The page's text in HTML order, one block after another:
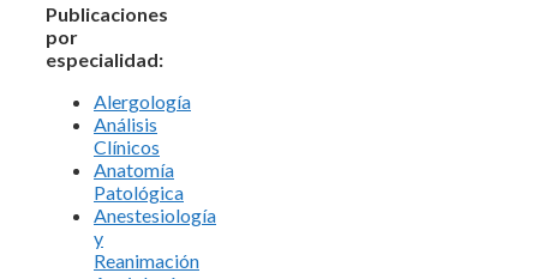
Publicaciones
por
especialidad:
Alergología
Análisis
Clínicos
Anatomía
Patológica
Anestesiología
y
Reanimación